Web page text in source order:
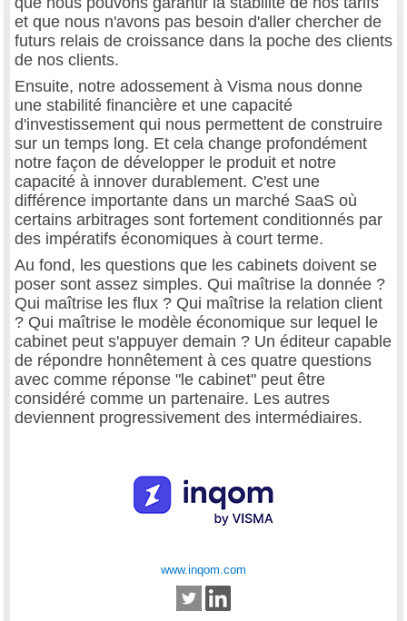
et que nous n'avons pas besoin d'aller chercher de
futurs relais de croissance dans la poche des clients
de nos clients.
Ensuite, notre adossement à Visma nous donne
une stabilité financière et une capacité
d'investissement qui nous permettent de construire
sur un temps long. Et cela change profondément
notre façon de développer le produit et notre
capacité à innover durablement. C'est une
différence importante dans un marché SaaS où
certains arbitrages sont fortement conditionnés par
des impératifs économiques à court terme.
Au fond, les questions que les cabinets doivent se
poser sont assez simples. Qui maîtrise la donnée ?
Qui maîtrise les flux ? Qui maîtrise la relation client
? Qui maîtrise le modèle économique sur lequel le
cabinet peut s'appuyer demain ? Un éditeur capable
de répondre honnêtement à ces quatre questions
avec comme réponse "le cabinet" peut être
considéré comme un partenaire. Les autres
deviennent progressivement des intermédiaires.
www.inqom.com